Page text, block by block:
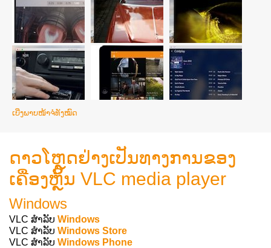
ເບີ່ງພາບໜ້າຈໍທັງໝົດ
ດາວໂຫຼດຢ່າງເປັນທາງການຂອງ
ເຄື່ອງຫຼິ້ນ VLC media player
Windows
VLC ສຳລັບ Windows
VLC ສຳລັບ Windows Store
VLC ສຳລັບ Windows Phone